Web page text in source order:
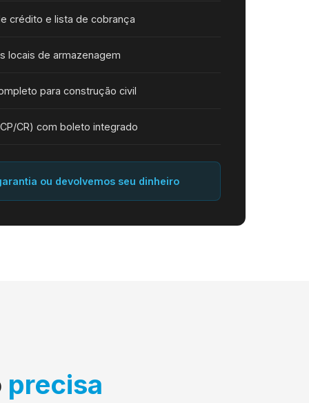
crédito e lista de cobrança
locais de armazenagem
para construção civil
CR) com boleto integrado
ou devolvemos seu dinheiro
precisa